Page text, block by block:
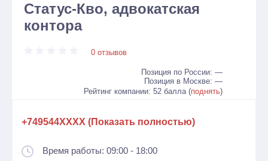
Статус-Кво, адвокатская
контора
0 отзывов
Позиция по России: —
Позиция в Москве: —
Рейтинг компании: 52 балла (поднять)
+749544XXXX (Показать полностью)
Время работы: 09:00 - 18:00